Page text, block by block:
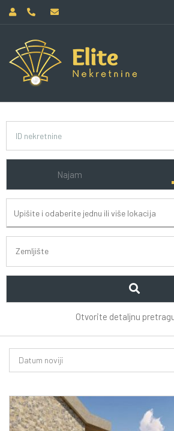
Najam
Zemljište
Otvorite detaljnu
Datum noviji